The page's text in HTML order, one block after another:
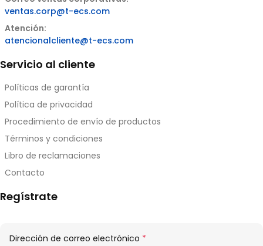
ventas.corp@t-ecs.com
Atención:
atencionalcliente@t-ecs.com
Servicio al cliente
Políticas de garantía
Política de privacidad
Procedimiento de envío de productos
Términos y condiciones
Libro de reclamaciones
Contacto
Regístrate
Dirección de correo electrónico *